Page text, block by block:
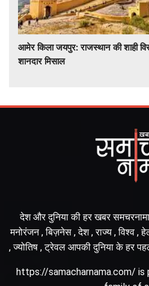
आमेर किला जयपुर: राजस्थान की शाही
शानदार मिसाल
देश और दुनिया की हर खबर
मनोरंजन , बिज़नेस , देश , राज्य , विश्व ,
, ज्योतिष , ट्रेवल आपकी दुनिया के हर
https://samacharnama.com/ is